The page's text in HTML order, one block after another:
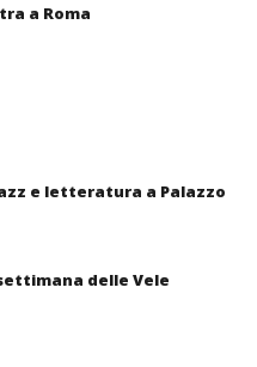
a Roma
e letteratura a Palazzo
delle Vele